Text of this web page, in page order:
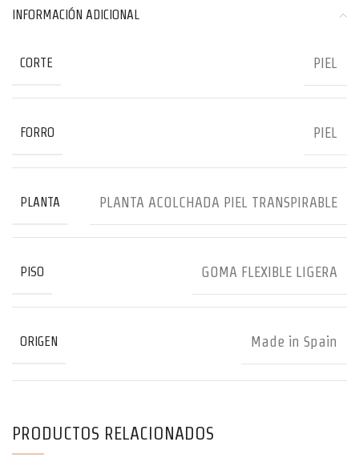
INFORMACIÓN ADICIONAL
CORTE PIEL
FORRO PIEL
PLANTA PLANTA ACOLCHADA PIEL TRANSPIRABLE
PISO GOMA FLEXIBLE LIGERA
ORIGEN Made in Spain
PRODUCTOS RELACIONADOS